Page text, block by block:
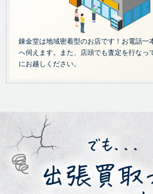
錬金堂は地域密着型のお店です！お電話一
へ伺えます。また、店頭でも査定を行なっ
にお越しください。